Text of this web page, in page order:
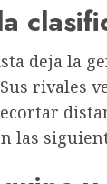
deja la
rivales
las